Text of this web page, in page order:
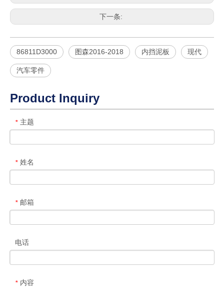
下一条:
86811D3000 图森2016-2018 内挡泥板 现代
汽车零件
Product Inquiry
* 主题
* 姓名
* 邮箱
电话
* 内容